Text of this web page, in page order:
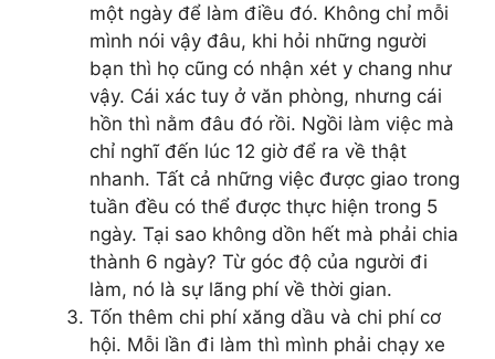
một ngày để làm điều đó. Không chỉ mỗi
mình nói vậy đâu, khi hỏi những người
bạn thì họ cũng có nhận xét y chang như
vậy. Cái xác tuy ở văn phòng, nhưng cái
hồn thì nằm đâu đó rồi. Ngồi làm việc mà
chỉ nghĩ đến lúc 12 giờ để ra về thật
nhanh. Tất cả những việc được giao trong
tuần đều có thể được thực hiện trong 5
ngày. Tại sao không dồn hết mà phải chia
thành 6 ngày? Từ góc độ của người đi
làm, nó là sự lãng phí về thời gian.
Tốn thêm chi phí xăng dầu và chi phí cơ
hội. Mỗi lần đi làm thì mình phải chạy xe